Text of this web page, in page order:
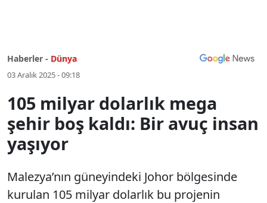
Haberler - Dünya
03 Aralık 2025 - 09:18
105 milyar dolarlık mega
şehir boş kaldı: Bir avuç insan
yaşıyor
Malezya’nın güneyindeki Johor bölgesinde
kurulan 105 milyar dolarlık bu projenin